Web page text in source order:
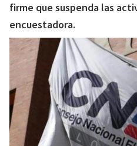
firme que suspenda las
encuestadora.